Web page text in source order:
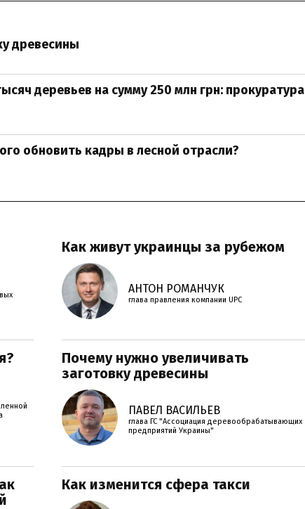
древесины
деревьев на сумму 250 млн грн: прокуратура
обновить кадры в лесной отрасли?
Как живут украинцы за рубежом
АНТОН РОМАНЧУК
глава правления компании UPC
Почему нужно увеличивать
заготовку древесины
ПАВЕЛ ВАСИЛЬЕВ
глава ГС "Ассоциация деревообрабатывающих
предприятий Украины"
Как изменится сфера такси